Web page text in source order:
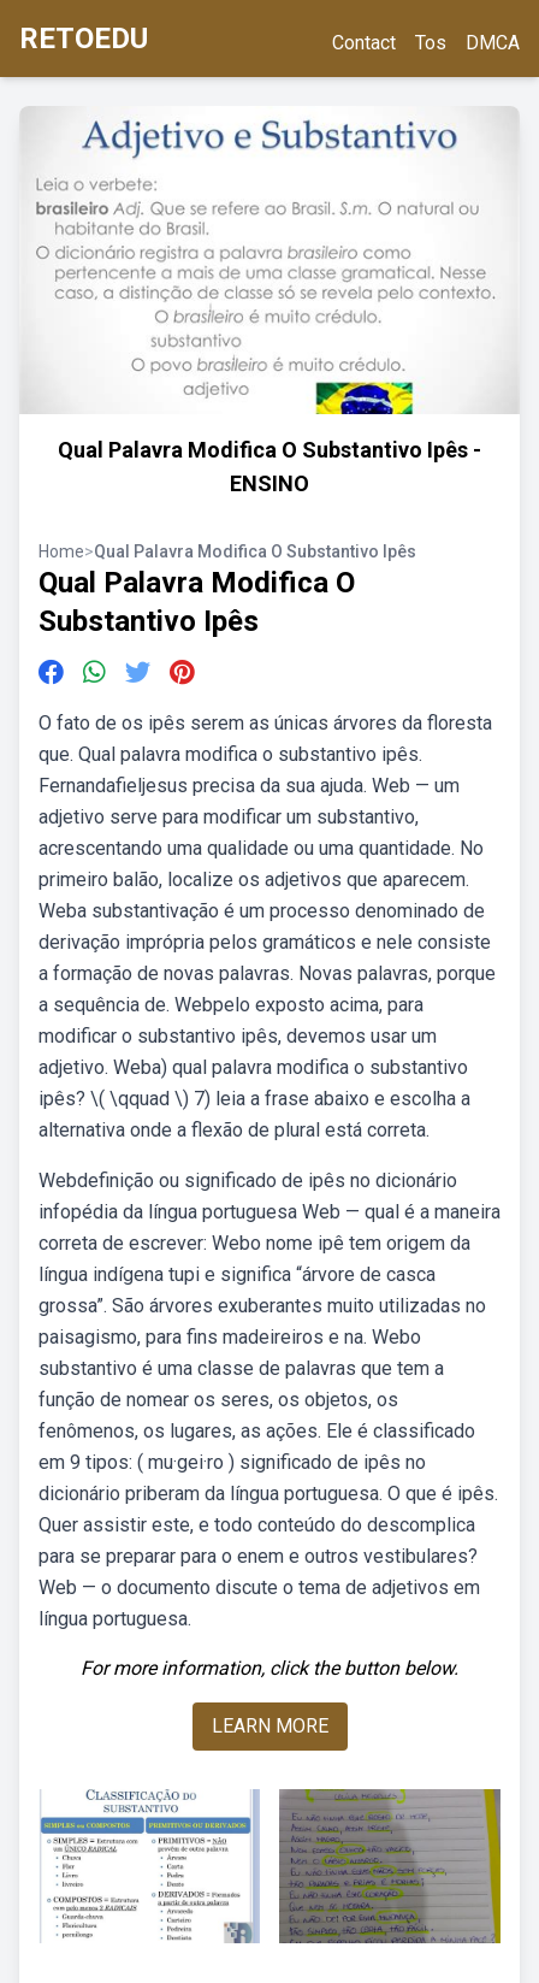
RETOEDU Contact Tos DMCA
Qual Palavra Modifica O Substantivo Ipês -
ENSINO
Home>Qual Palavra Modifica O Substantivo Ipês
Qual Palavra Modifica O
Substantivo Ipês
O fato de os ipês serem as únicas árvores da floresta
que. Qual palavra modifica o substantivo ipês.
Fernandafieljesus precisa da sua ajuda. Web — um
adjetivo serve para modificar um substantivo,
acrescentando uma qualidade ou uma quantidade. No
primeiro balão, localize os adjetivos que aparecem.
Weba substantivação é um processo denominado de
derivação imprópria pelos gramáticos e nele consiste
a formação de novas palavras. Novas palavras, porque
a sequência de. Webpelo exposto acima, para
modificar o substantivo ipês, devemos usar um
adjetivo. Weba) qual palavra modifica o substantivo
ipês? \( \qquad \) 7) leia a frase abaixo e escolha a
alternativa onde a flexão de plural está correta.
Webdefinição ou significado de ipês no dicionário
infopédia da língua portuguesa Web — qual é a maneira
correta de escrever: Webo nome ipê tem origem da
língua indígena tupi e significa “árvore de casca
grossa”. São árvores exuberantes muito utilizadas no
paisagismo, para fins madeireiros e na. Webo
substantivo é uma classe de palavras que tem a
função de nomear os seres, os objetos, os
fenômenos, os lugares, as ações. Ele é classificado
em 9 tipos: ( mu·gei·ro ) significado de ipês no
dicionário priberam da língua portuguesa. O que é ipês.
Quer assistir este, e todo conteúdo do descomplica
para se preparar para o enem e outros vestibulares?
Web — o documento discute o tema de adjetivos em
língua portuguesa.
For more information, click the button below.
LEARN MORE